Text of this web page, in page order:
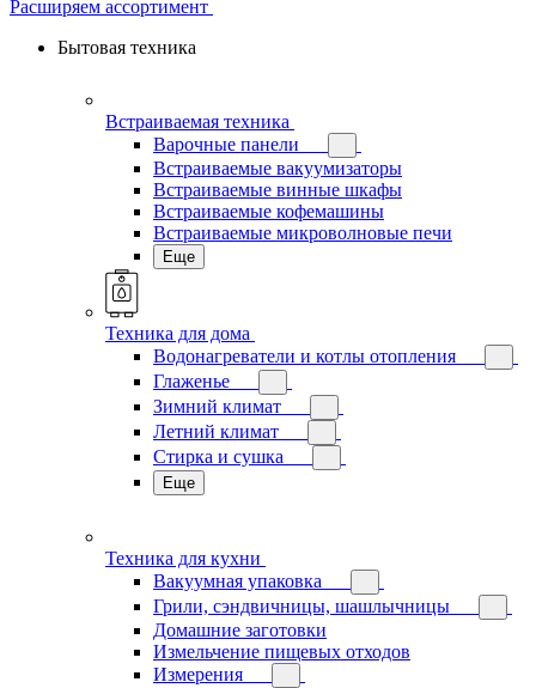
Расширяем ассортимент
Бытовая техника
Встраиваемая техника
Варочные панели
Встраиваемые вакуумизаторы
Встраиваемые винные шкафы
Встраиваемые кофемашины
Встраиваемые микроволновые печи
Еще
Техника для дома
Водонагреватели и котлы отопления
Глаженье
Зимний климат
Летний климат
Стирка и сушка
Еще
Техника для кухни
Вакуумная упаковка
Грили, сэндвичницы, шашлычницы
Домашние заготовки
Измельчение пищевых отходов
Измерения